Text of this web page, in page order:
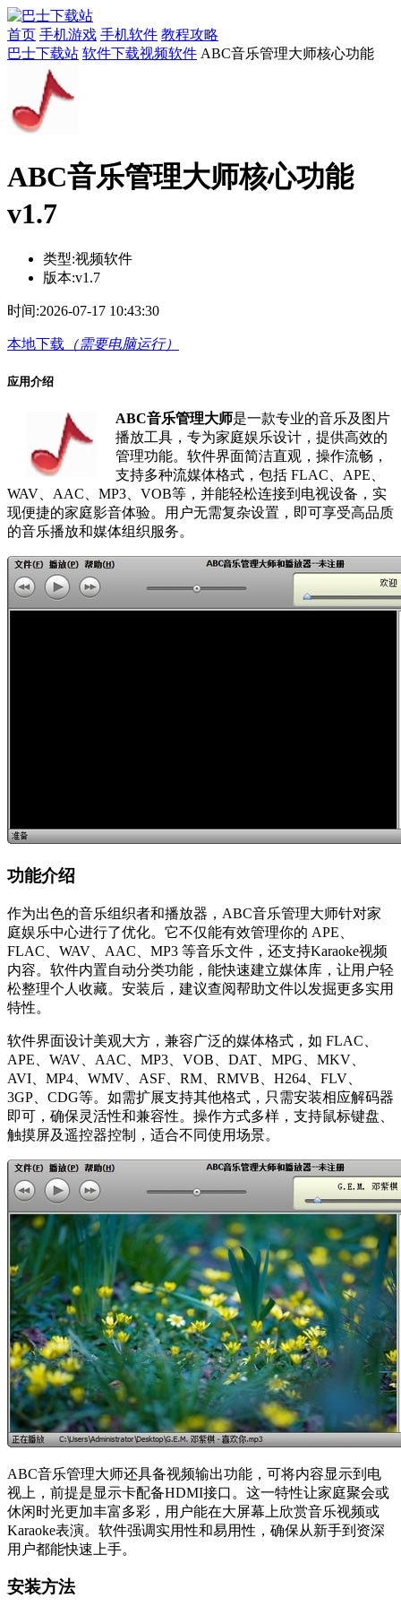
首页 手机游戏 手机软件 教程攻略
巴士下载站 软件下载视频软件 ABC音乐管理大师核心功能
ABC音乐管理大师核心功能
v1.7
类型:视频软件
版本:v1.7
时间:2026-07-17 10:43:30
本地下载 （需要电脑运行）
应用介绍
ABC音乐管理大师是一款专业的音乐及图片
播放工具，专为家庭娱乐设计，提供高效的
管理功能。软件界面简洁直观，操作流畅，
支持多种流媒体格式，包括 FLAC、APE、
WAV、AAC、MP3、VOB等，并能轻松连接到电视设备，实
现便捷的家庭影音体验。用户无需复杂设置，即可享受高品质
的音乐播放和媒体组织服务。
功能介绍
作为出色的音乐组织者和播放器，ABC音乐管理大师针对家
庭娱乐中心进行了优化。它不仅能有效管理你的 APE、
FLAC、WAV、AAC、MP3 等音乐文件，还支持Karaoke视频
内容。软件内置自动分类功能，能快速建立媒体库，让用户轻
松整理个人收藏。安装后，建议查阅帮助文件以发掘更多实用
特性。
软件界面设计美观大方，兼容广泛的媒体格式，如 FLAC、
APE、WAV、AAC、MP3、VOB、DAT、MPG、MKV、
AVI、MP4、WMV、ASF、RM、RMVB、H264、FLV、
3GP、CDG等。如需扩展支持其他格式，只需安装相应解码器
即可，确保灵活性和兼容性。操作方式多样，支持鼠标键盘、
触摸屏及遥控器控制，适合不同使用场景。
ABC音乐管理大师还具备视频输出功能，可将内容显示到电
视上，前提是显示卡配备HDMI接口。这一特性让家庭聚会或
休闲时光更加丰富多彩，用户能在大屏幕上欣赏音乐视频或
Karaoke表演。软件强调实用性和易用性，确保从新手到资深
用户都能快速上手。
安装方法